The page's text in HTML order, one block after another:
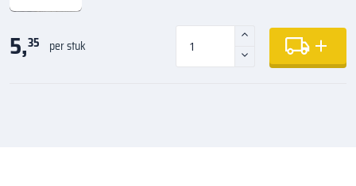
5,35 per stuk